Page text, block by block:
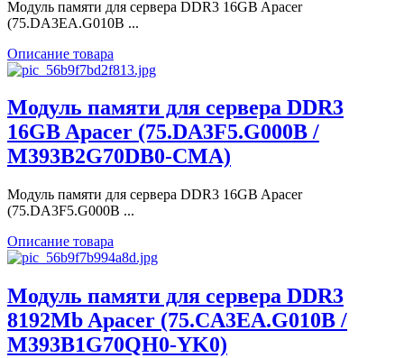
Модуль памяти для сервера DDR3 16GB Apacer
(75.DA3EA.G010B ...
Описание товара
Модуль памяти для сервера DDR3
16GB Apacer (75.DA3F5.G000B /
M393B2G70DB0-CMA)
Модуль памяти для сервера DDR3 16GB Apacer
(75.DA3F5.G000B ...
Описание товара
Модуль памяти для сервера DDR3
8192Mb Apacer (75.CA3EA.G010B /
M393B1G70QH0-YK0)